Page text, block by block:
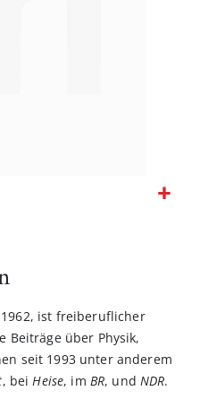
ist freiberuflicher
Beiträge über Physik,
seit 1993 unter anderem
, bei Heise, im BR, undNDR.